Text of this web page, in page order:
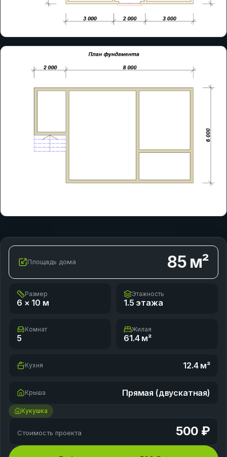
Площадь дома 85м²
Размер
6 × 10 м
Этажность
1.5 этажа
Комнат
5
Жилая
61.4м²
Кухня 12.4м²
Крыша Прямая (двускатная)
Кукушка
Стоимость проекта 500 ₽